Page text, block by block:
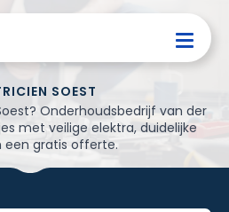
SOEST
Onderhoudsbedrijf van der
met veilige elektra, duidelijke
een gratis offerte.